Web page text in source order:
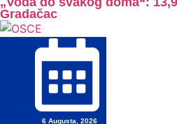
Gradačac
6 Augusta, 2026